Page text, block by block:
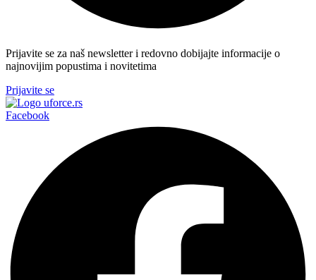
Prijavite se za naš newsletter i redovno dobijajte informacije o
najnovijim popustima i novitetima
Prijavite se
Facebook